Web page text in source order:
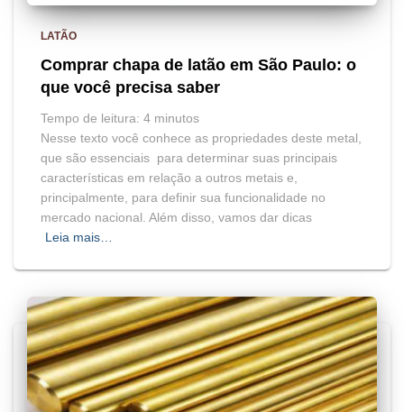
LATÃO
Comprar chapa de latão em São Paulo: o
que você precisa saber
Tempo de leitura: 4 minutos
Nesse texto você conhece as propriedades deste metal,
que são essenciais para determinar suas principais
características em relação a outros metais e,
principalmente, para definir sua funcionalidade no
mercado nacional. Além disso, vamos dar dicas
Leia mais…